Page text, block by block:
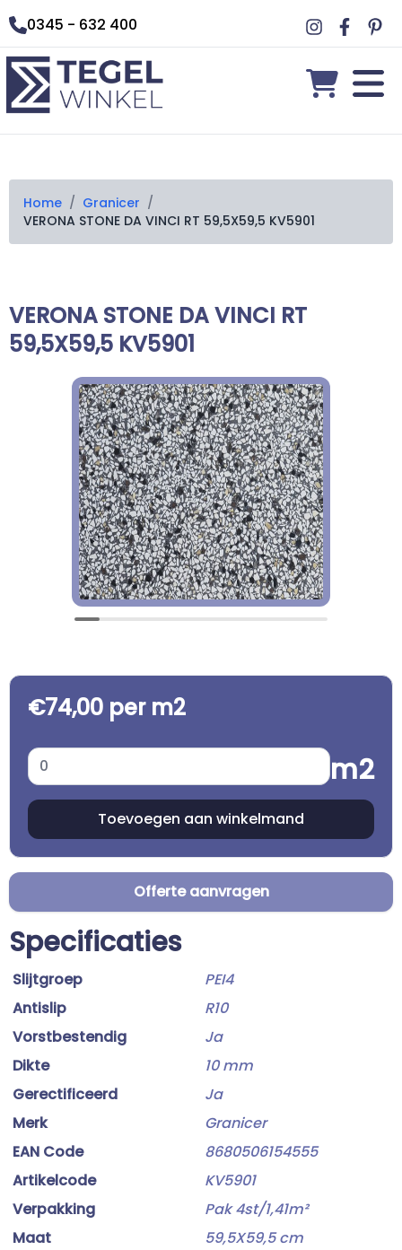
0345 - 632 400
Home / Granicer /
VERONA STONE DA VINCI RT 59,5X59,5 KV5901
VERONA STONE DA VINCI RT
59,5X59,5 KV5901
€74,00 per m2
m2
Offerte aanvragen
Specificaties
Slijtgroep
PEI4
Antislip
R10
Vorstbestendig
Ja
Dikte
10 mm
Gerectificeerd
Ja
Merk
Granicer
EAN Code
8680506154555
Artikelcode
KV5901
Verpakking
Pak 4st/1,41m²
Maat
59,5X59,5 cm